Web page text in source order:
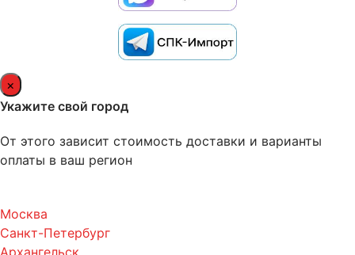
×
Укажите свой город
От этого зависит стоимость доставки и варианты
оплаты в ваш регион
Москва
Санкт-Петербург
Архангельск